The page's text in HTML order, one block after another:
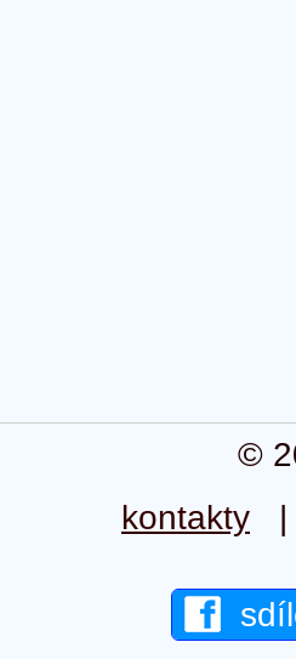
©
kontakty